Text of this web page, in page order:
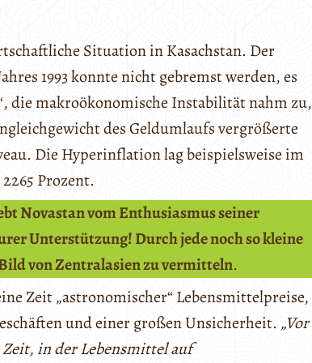
Situation in Kasachstan. Der
1993 konnte nicht gebremst werden, es
die makroökonomische Instabilität nahm zu,
des Geldumlaufs vergrößerte
Die Hyperinflation lag beispielsweise im
Prozent.
Novastan vom Enthusiasmus seiner
Unterstützung! Durch jede noch so kleine
von Zentralasien zu vermitteln.
Zeit „astronomischer“ Lebensmittelpreise,
und einer großen Unsicherheit. „Vor
Zeit, in der Lebensmittel auf